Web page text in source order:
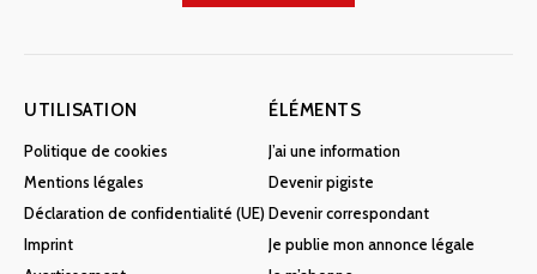
UTILISATION
Politique de cookies
Mentions légales
Déclaration de confidentialité (UE)
Imprint
ÉLÉMENTS
J’ai une information
Devenir pigiste
Devenir correspondant
Je publie mon annonce légale